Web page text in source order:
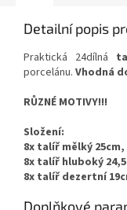
Detailní popis
Praktická 24dílná
porcelánu. Vhodná
RŮZNÉ MOTIVY!!!
Složení:
8x talíř mělký 25cm,
8x talíř hluboký
8x talíř dezertní
Doplňkové